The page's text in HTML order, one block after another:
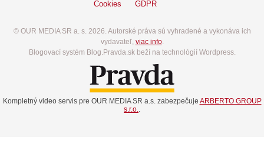
Cookies GDPR
© OUR MEDIA SR a. s. 2026. Autorské práva sú vyhradené a vykonáva ich
vydavateľ, viac info.
Blogovací systém Blog.Pravda.sk beží na technológií Wordpress.
Kompletný video servis pre OUR MEDIA SR a.s. zabezpečuje ARBERTO GROUP
s.r.o.